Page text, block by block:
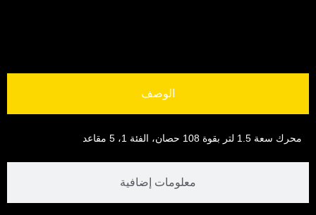
الوصف
معلومات إضافية
محرك سعة 1.5 لتر بقوة 108 حصان، الفئة 1، 5 مقاعد